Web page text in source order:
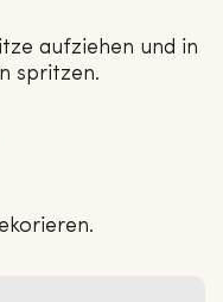
aufziehen und in
spritzen.